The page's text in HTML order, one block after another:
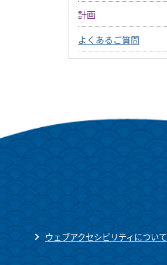
計画
よくあるご質問
ウェブアクセシビリティについて